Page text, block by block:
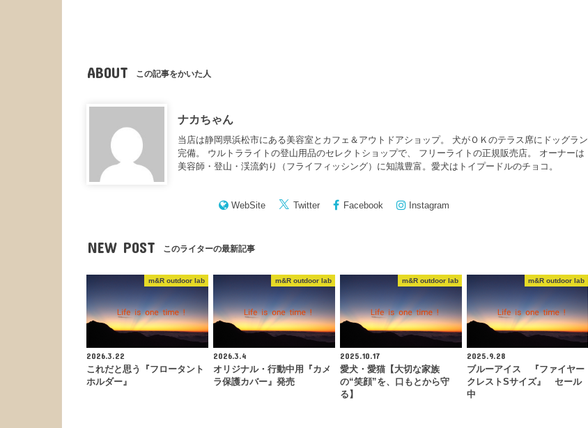
ABOUT この記事をかいた人
ナカちゃん
当店は静岡県浜松市にある美容室とカフェ＆アウトドアショップ。 犬がＯＫのテラス席にドッグラン
完備。 ウルトラライトの登山用品のセレクトショップで、 フリーライトの正規販売店。 オーナーは
美容師・登山・渓流釣り（フライフィッシング）に知識豊富。愛犬はトイプードルのチョコ。
WebSite Twitter Facebook Instagram
NEW POST このライターの最新記事
m&R outdoor lab
2026.3.22
これだと思う『フロータント
ホルダー』
m&R outdoor lab
2026.3.4
オリジナル・行動中用『カメ
ラ保護カバー』発売
m&R outdoor lab
2025.10.17
愛犬・愛猫【大切な家族
の“笑顔”を、口もとから守
る】
m&R outdoor lab
2025.9.28
ブルーアイス 『ファイヤー
クレストSサイズ』 セール
中